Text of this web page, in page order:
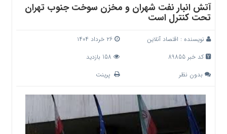
آتش انبار نفت شهران و مخزن سوخت جنوب تهران
تحت کنترل است
نویسنده : اقتصاد آنلاین
۲۶ خرداد ۱۴۰۴
کد خبر 89855
بدون نظر
پرینت